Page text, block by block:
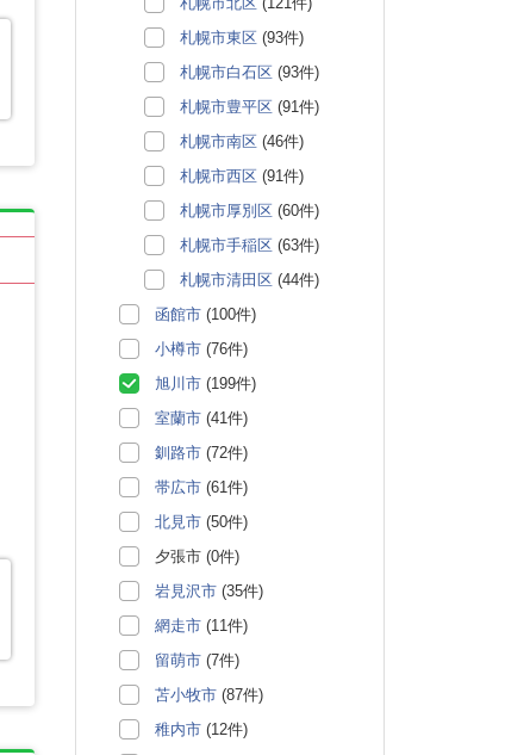
札幌市東区 (93件)
札幌市白石区 (93件)
札幌市豊平区 (91件)
札幌市南区 (46件)
札幌市西区 (91件)
札幌市厚別区 (60件)
札幌市手稲区 (63件)
札幌市清田区 (44件)
函館市 (100件)
小樽市 (76件)
旭川市 (199件)
室蘭市 (41件)
釧路市 (72件)
帯広市 (61件)
北見市 (50件)
夕張市 (0件)
岩見沢市 (35件)
網走市 (11件)
留萌市 (7件)
苫小牧市 (87件)
稚内市 (12件)